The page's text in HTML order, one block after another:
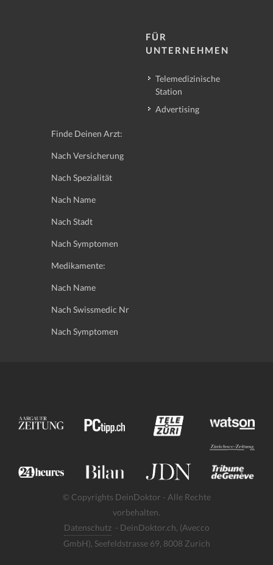
FÜR
UNTERNEHMEN
Telemedizinische
Station
Advertising
Finde Deinen Arzt:
Nach Versicherung
Nach Spezialität
Nach Name
Nach Stadt
Nach Symptomen
Medikamente:
Nach Name
Nach Swissmedic Nr
Nach Symptomen
© Copyrights DeinDoktor - Alle Rechte
vorbehalten.
Datenschutz - DeinDoktor.ch, (Avecco
GmbH), Seefeldstrasse 69, 8008 Zurich